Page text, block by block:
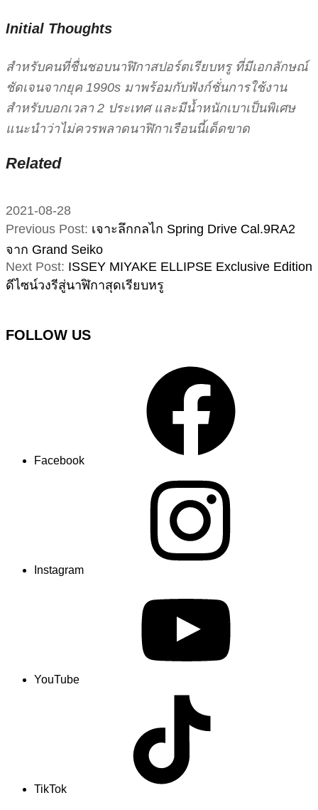
Initial Thoughts
สำหรับคนที่ชื่นชอบนาฬิกาสปอร์ตเรียบหรู ที่มีเอกลักษณ์
ชัดเจนจากยุค 1990s มาพร้อมกับฟังก์ชั่นการใช้งาน
สำหรับบอกเวลา 2 ประเทศ และมีน้ำหนักเบาเป็นพิเศษ
แนะนำว่าไม่ควรพลาดนาฬิกาเรือนนี้เด็ดขาด
Related
2021-08-28
Previous Post: เจาะลึกกลไก Spring Drive Cal.9RA2
จาก Grand Seiko
Next Post: ISSEY MIYAKE ELLIPSE Exclusive Edition
ดีไซน์วงรีสู่นาฬิกาสุดเรียบหรู
FOLLOW US
Facebook
Instagram
YouTube
TikTok